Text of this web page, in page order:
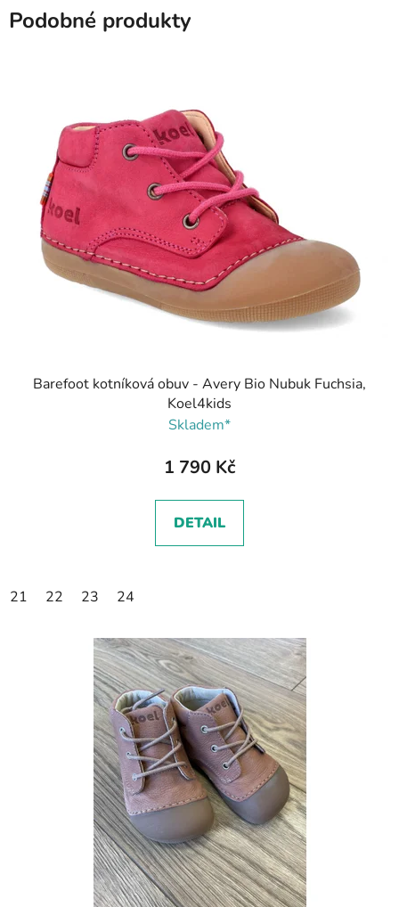
Podobné produkty
Barefoot kotníková obuv - Avery Bio Nubuk Fuchsia,
Koel4kids
Skladem*
1 790 Kč
DETAIL
21 22 23 24